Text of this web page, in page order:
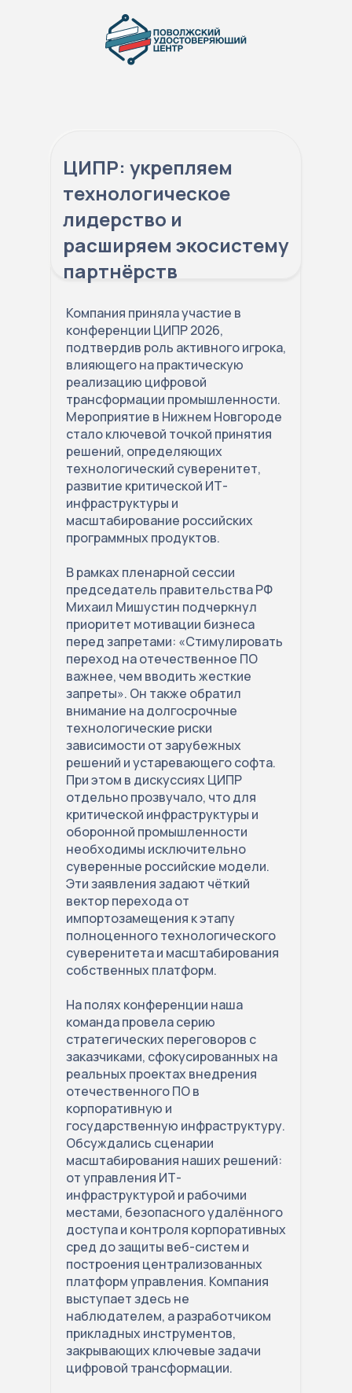
Компания приняла участие в
конференции ЦИПР 2026,
подтвердив роль активного игрока,
влияющего на практическую
реализацию цифровой
трансформации промышленности.
Мероприятие в Нижнем Новгороде
стало ключевой точкой принятия
решений, определяющих
технологический суверенитет,
развитие критической ИТ-
инфраструктуры и
масштабирование российских
программных продуктов.
В рамках пленарной сессии
председатель правительства РФ
Михаил Мишустин подчеркнул
приоритет мотивации бизнеса
перед запретами: «Стимулировать
переход на отечественное ПО
важнее, чем вводить жесткие
запреты». Он также обратил
внимание на долгосрочные
технологические риски
зависимости от зарубежных
решений и устаревающего софта.
При этом в дискуссиях ЦИПР
отдельно прозвучало, что для
критической инфраструктуры и
оборонной промышленности
необходимы исключительно
суверенные российские модели.
Эти заявления задают чёткий
вектор перехода от
импортозамещения к этапу
полноценного технологического
суверенитета и масштабирования
собственных платформ.
На полях конференции наша
команда провела серию
стратегических переговоров с
заказчиками, сфокусированных на
реальных проектах внедрения
отечественного ПО в
корпоративную и
государственную инфраструктуру.
Обсуждались сценарии
масштабирования наших решений:
от управления ИТ-
инфраструктурой и рабочими
местами, безопасного удалённого
доступа и контроля корпоративных
сред до защиты веб-систем и
построения централизованных
платформ управления. Компания
выступает здесь не
наблюдателем, а разработчиком
прикладных инструментов,
закрывающих ключевые задачи
цифровой трансформации.
ЦИПР: укрепляем
технологическое
лидерство и
расширяем экосистему
партнёрств